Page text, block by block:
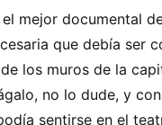
mejor documental
que debía ser
los muros de la
no lo dude, y
sentirse en el